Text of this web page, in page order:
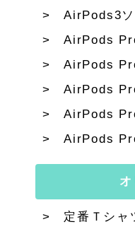
AirPods3
AirPods
AirPods
AirPods
AirPods
AirPods
定番Ｔシャ